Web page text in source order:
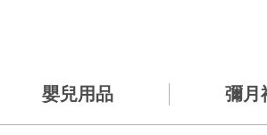
嬰兒用品 彌月